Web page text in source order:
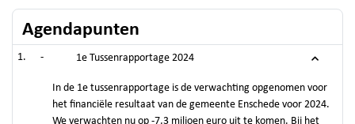
Agendapunten
- 1e Tussenrapportage 2024
In de 1e tussenrapportage is de verwachting opgenomen voor
het financiële resultaat van de gemeente Enschede voor 2024.
We verwachten nu op -7,3 miljoen euro uit te komen. Bij het